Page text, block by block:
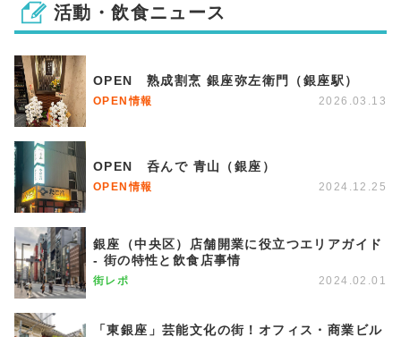
活動・飲食ニュース
OPEN 熟成割烹 銀座弥左衛門（銀座駅）
OPEN情報 2026.03.13
OPEN 呑んで 青山（銀座）
OPEN情報 2024.12.25
銀座（中央区）店舗開業に役立つエリアガイド
- 街の特性と飲食店事情
街レポ 2024.02.01
「東銀座」芸能文化の街！オフィス・商業ビル